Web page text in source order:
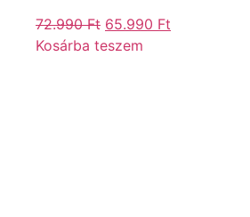
72.990Ft 65.990 Ft
Kosárba teszem